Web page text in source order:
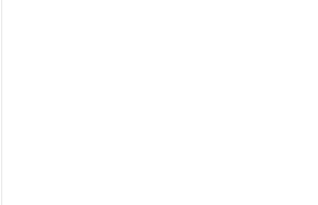
regresso em 2026 (mas não no Hard Club)